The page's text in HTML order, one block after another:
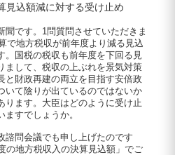
見込額減に対する受け止め
です。1問質問させていただきま
で地方税収が前年度より減る見込
。国税の税収も前年度を下回る見
まして、税収の上ぶれを景気対策
と財政再建の両立を目指す安倍政
いて陰りが出ているのではないか
ります。大臣はどのように受け止
すでしょうか。
問会議でも申し上げたのです
の地方税収入の決算見込額」でご